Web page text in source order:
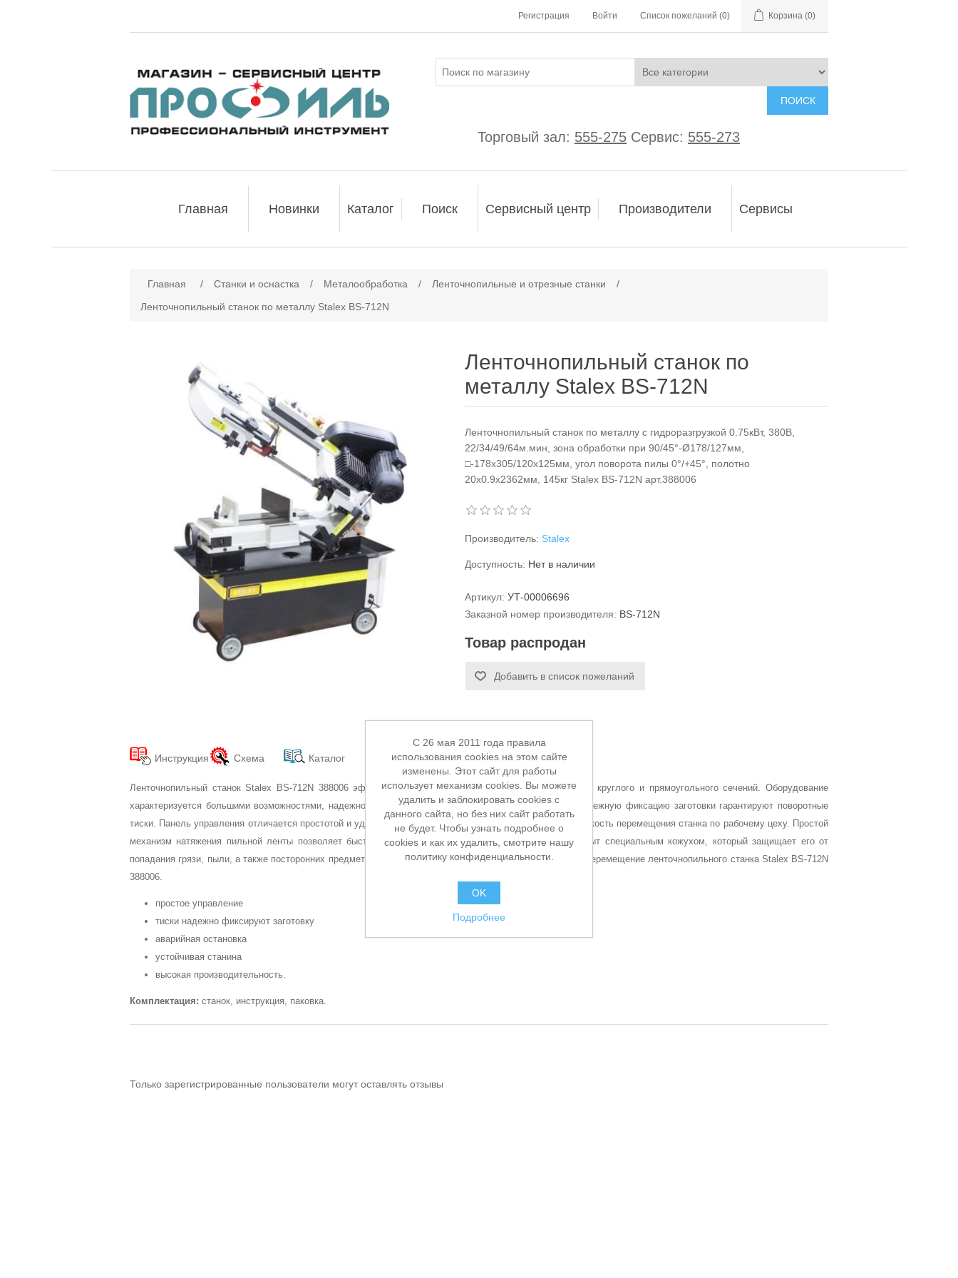
Регистрация Войти Список пожеланий (0) Корзина (0)
ПОИСК
Торговый зал: 555-275 Сервис: 555-273
Главная Новинки Каталог Поиск Сервисный центр Производители Сервисы
Главная / Станки и оснастка / Металообработка / Ленточнопильные и отрезные станки
/
Ленточнопильный станок по металлу Stalex BS-712N
Ленточнопильный станок по
металлу Stalex BS-712N
Ленточнопильный станок по металлу с гидроразгрузкой 0.75кВт, 380В,
22/34/49/64м.мин, зона обработки при 90/45°-Ø178/127мм,
□-178х305/120х125мм, угол поворота пилы 0°/+45°, полотно
20х0.9х2362мм, 145кг Stalex BS-712N арт.388006
Производитель: Stalex
Доступность: Нет в наличии
Артикул: УТ-00006696
Заказной номер производителя: BS-712N
Товар распродан
Добавить в список пожеланий
Инструкция Схема Каталог
Ленточнопильный станок Stalex BS-712N 388006 эффективно используется для распиловки заготовок круглого и прямоугольного сечений. Оборудование
характеризуется большими возможностями, надежностью, отличным соотношением цена-качество. Надежную фиксацию заготовки гарантируют поворотные
тиски. Панель управления отличается простотой и удобством. Наличие четырех колес обеспечивает легкость перемещения станка по рабочему цеху. Простой
механизм натяжения пильной ленты позволяет быстро натянуть полотно после замены. Привод закрыт специальным кожухом, который защищает его от
попадания грязи, пыли, а также посторонних предметов.Наличие колес обеспечивает легкое и удобное перемещение ленточнопильного станка Stalex BS-712N
388006.
простое управление
тиски надежно фиксируют заготовку
аварийная остановка
устойчивая станина
высокая производительность.
Комплектация: станок, инструкция, паковка.
Только зарегистрированные пользователи могут оставлять отзывы
C 26 мая 2011 года правила
использования cookies на этом сайте
изменены. Этот сайт для работы
использует механизм cookies. Вы можете
удалить и заблокировать cookies с
данного сайта, но без них сайт работать
не будет. Чтобы узнать подробнее о
cookies и как их удалить, смотрите нашу
политику конфиденциальности.
OK
Подробнее